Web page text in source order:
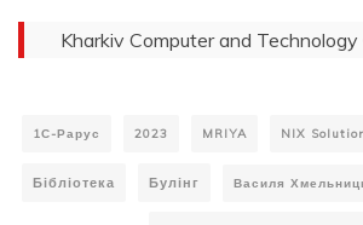
Kharkiv Computer and Technology
1С-Рарус 2023 MRIYA NIX
Бібліотека Булінг Василя